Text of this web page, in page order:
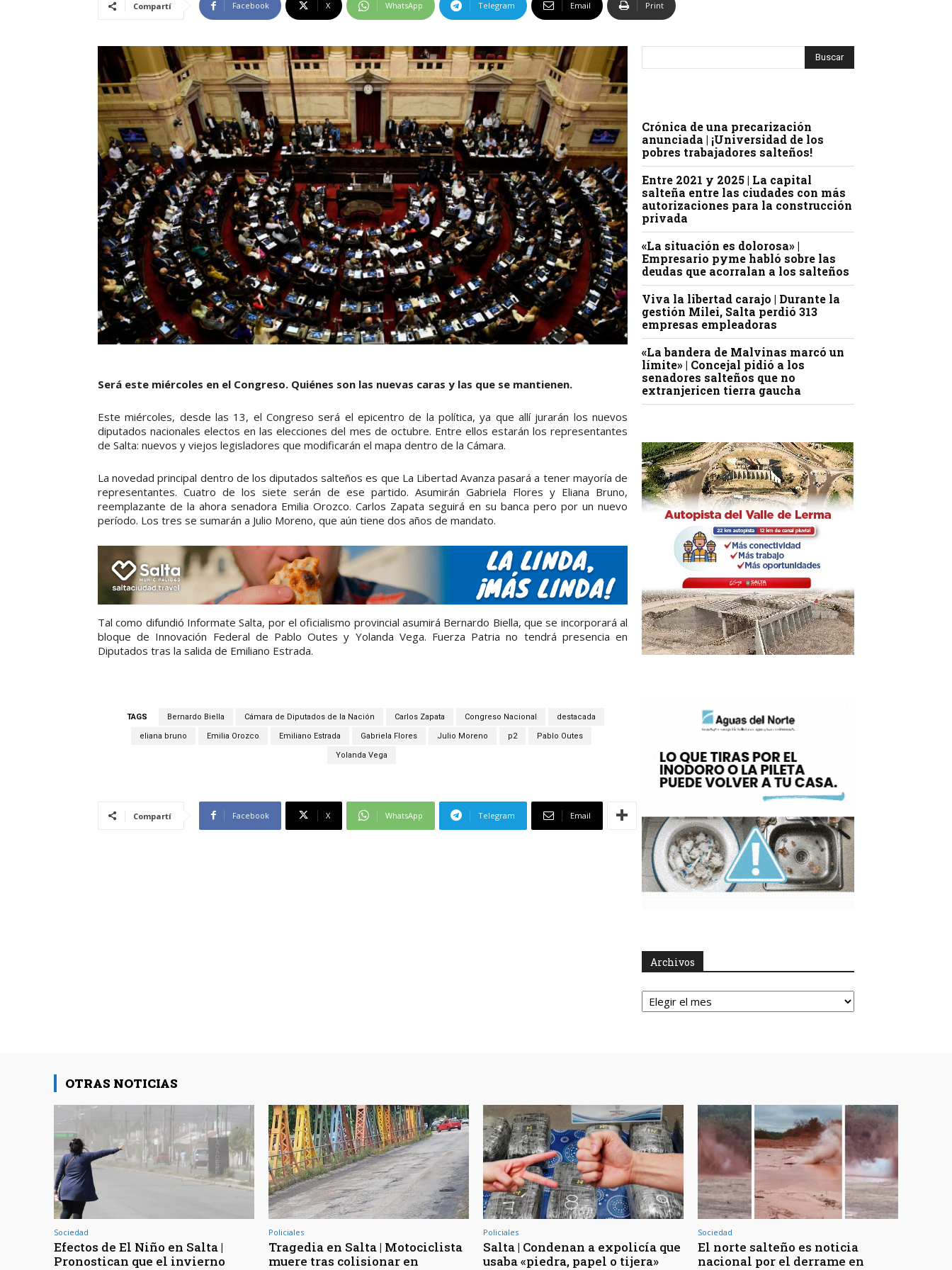
Compartí Facebook X WhatsApp Telegram Email Print
Será este miércoles en el Congreso. Quiénes son las nuevas caras y las que se mantienen.
Este miércoles, desde las 13, el Congreso será el epicentro de la política, ya que allí jurarán los nuevos
diputados nacionales electos en las elecciones del mes de octubre. Entre ellos estarán los representantes
de Salta: nuevos y viejos legisladores que modificarán el mapa dentro de la Cámara.
La novedad principal dentro de los diputados salteños es que La Libertad Avanza pasará a tener mayoría de
representantes. Cuatro de los siete serán de ese partido. Asumirán Gabriela Flores y Eliana Bruno,
reemplazante de la ahora senadora Emilia Orozco. Carlos Zapata seguirá en su banca pero por un nuevo
período. Los tres se sumarán a Julio Moreno, que aún tiene dos años de mandato.
Tal como difundió Informate Salta, por el oficialismo provincial asumirá Bernardo Biella, que se incorporará al
bloque de Innovación Federal de Pablo Outes y Yolanda Vega. Fuerza Patria no tendrá presencia en
Diputados tras la salida de Emiliano Estrada.
TAGS Bernardo Biella Cámara de Diputados de la Nación Carlos Zapata Congreso Nacional destacada
eliana bruno Emilia Orozco Emiliano Estrada Gabriela Flores Julio Moreno p2 Pablo Outes
Yolanda Vega
Compartí Facebook X WhatsApp Telegram Email
Crónica de una precarización
anunciada | ¡Universidad de los
pobres trabajadores salteños!
Entre 2021 y 2025 | La capital
salteña entre las ciudades con más
autorizaciones para la construcción
privada
«La situación es dolorosa» |
Empresario pyme habló sobre las
deudas que acorralan a los salteños
Viva la libertad carajo | Durante la
gestión Milei, Salta perdió 313
empresas empleadoras
«La bandera de Malvinas marcó un
límite» | Concejal pidió a los
senadores salteños que no
extranjericen tierra gaucha
Archivos
Archivos
OTRAS NOTICIAS
Sociedad
Efectos de El Niño en Salta |
Pronostican que el invierno
Policiales
Tragedia en Salta | Motociclista
muere tras colisionar en
Policiales
Salta | Condenan a expolicía que
usaba «piedra, papel o tijera»
Sociedad
El norte salteño es noticia
nacional por el derrame en